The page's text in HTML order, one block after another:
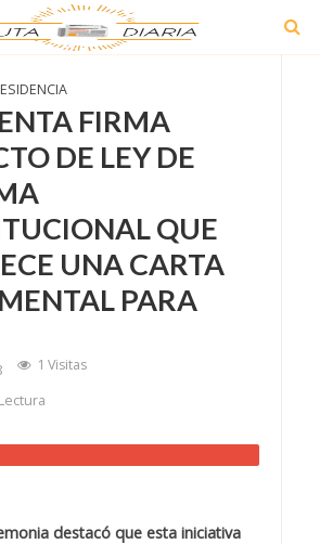
FIRMA
DE LEY DE
QUE
UNA CARTA
PARA
1 Visitas
destacó que esta iniciativa